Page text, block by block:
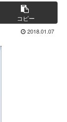
コピー
2018.01.07